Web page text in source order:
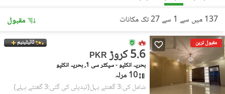
137 میں سے 1 سے 27 تک مکانات مقبول
مقبول ترین ٹائیٹینیم
PKR 5.6 کروڑ
بحریہ انکلیو - سیکٹر سی 1, بحریہ انکلیو
10 مرلہ
شامل کی:3 گھنٹے پہل (تبدیلی کی گئی:3 گھنٹے پہلے)